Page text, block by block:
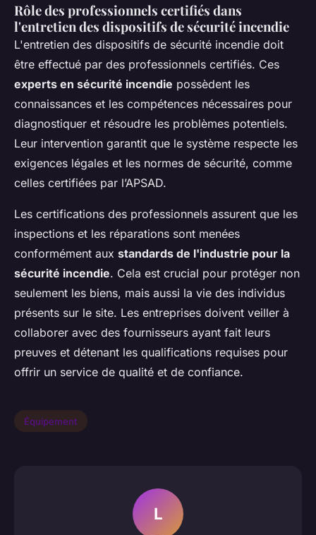
Rôle des professionnels certifiés dans
l'entretien des dispositifs de sécurité incendie
L'entretien des dispositifs de sécurité incendie doit
être effectué par des professionnels certifiés. Ces
experts en sécurité incendie possèdent les
connaissances et les compétences nécessaires pour
diagnostiquer et résoudre les problèmes potentiels.
Leur intervention garantit que le système respecte les
exigences légales et les normes de sécurité, comme
celles certifiées par l’APSAD.
Les certifications des professionnels assurent que les
inspections et les réparations sont menées
conformément aux standards de l'industrie pour la
sécurité incendie. Cela est crucial pour protéger non
seulement les biens, mais aussi la vie des individus
présents sur le site. Les entreprises doivent veiller à
collaborer avec des fournisseurs ayant fait leurs
preuves et détenant les qualifications requises pour
offrir un service de qualité et de confiance.
Équipement
L